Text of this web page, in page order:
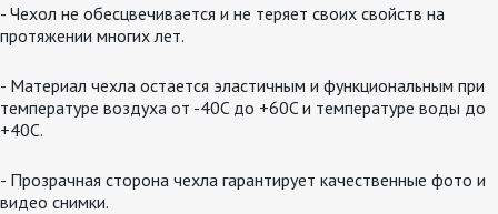
- Чехол не обесцвечивается и не теряет своих свойств на
протяжении многих лет.
- Материал чехла остается эластичным и функциональным при
температуре воздуха от -40C до +60C и температуре воды до
+40C.
- Прозрачная сторона чехла гарантирует качественные фото и
видео снимки.